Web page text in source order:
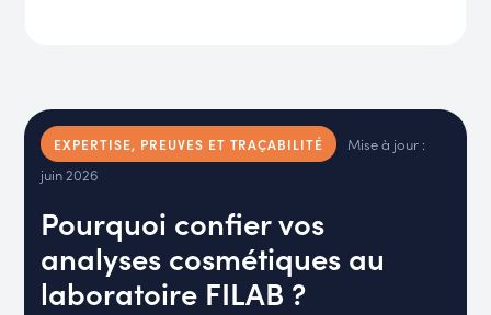
EXPERTISE, PREUVES ET TRAÇABILITÉ
Mise à jour :
juin 2026
Pourquoi confier vos
analyses cosmétiques au
laboratoire FILAB ?